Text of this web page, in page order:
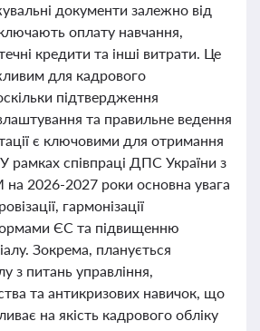
документи залежно від
оплату навчання,
кредити та інші витрати. Це
для кадрового
підтвердження
та правильне ведення
є ключовими для отримання
рамках співпраці ДПС України з
на 2026-2027 роки основна увага
гармонізації
ЄС та підвищенню
Зокрема, планується
з питань управління,
та антикризових навичок, що
на якість кадрового обліку